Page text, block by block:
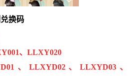
换码
、LLXY020
、LLXYD02、LLXYD03、